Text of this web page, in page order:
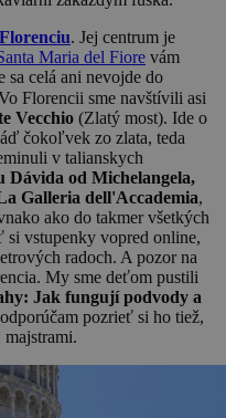
Florenciu. Jej centrum je
Maria del Fiore vám
sa celá ani nevojde do
Florencii sme navštívili asi
Vecchio (Zlatý most). Ide o
čokoľvek zo zlata, teda
v talianskych
Dávida od Michelangela,
Galleria dell'Accademia,
ako do takmer všetkých
si vstupenky vopred online,
radoch. A pozor na
My sme deťom pustili
Jak fungují podvody a
pozrieť si ho tiež,